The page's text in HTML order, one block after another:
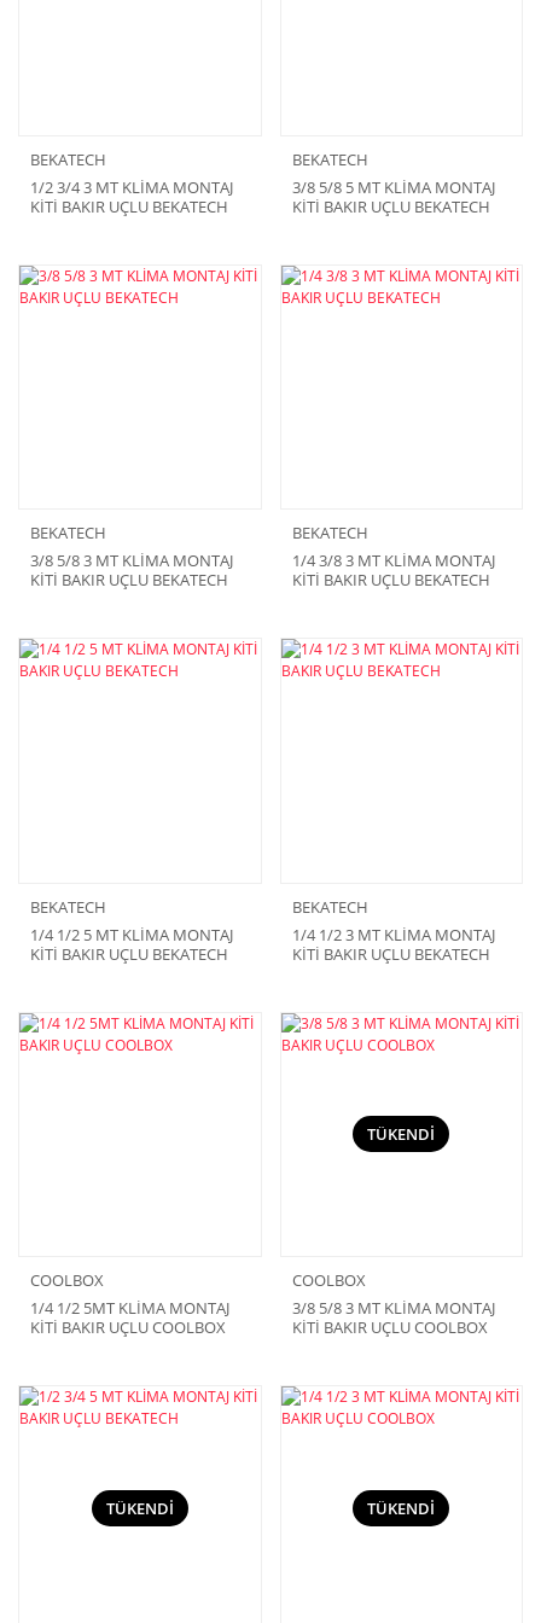
BEKATECH
1/2 3/4 3 MT KLİMA MONTAJ
KİTİ BAKIR UÇLU BEKATECH
BEKATECH
3/8 5/8 5 MT KLİMA MONTAJ
KİTİ BAKIR UÇLU BEKATECH
BEKATECH
3/8 5/8 3 MT KLİMA MONTAJ
KİTİ BAKIR UÇLU BEKATECH
BEKATECH
1/4 3/8 3 MT KLİMA MONTAJ
KİTİ BAKIR UÇLU BEKATECH
BEKATECH
1/4 1/2 5 MT KLİMA MONTAJ
KİTİ BAKIR UÇLU BEKATECH
BEKATECH
1/4 1/2 3 MT KLİMA MONTAJ
KİTİ BAKIR UÇLU BEKATECH
COOLBOX
1/4 1/2 5MT KLİMA MONTAJ
KİTİ BAKIR UÇLU COOLBOX
TÜKENDİ
COOLBOX
3/8 5/8 3 MT KLİMA MONTAJ
KİTİ BAKIR UÇLU COOLBOX
TÜKENDİ TÜKENDİ